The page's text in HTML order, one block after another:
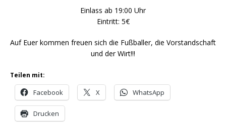
Einlass ab 19:00 Uhr
Eintritt: 5€
Auf Euer kommen freuen sich die Fußballer, die Vorstandschaft
und der Wirt!!!
Teilen mit:
Facebook X WhatsApp
Drucken